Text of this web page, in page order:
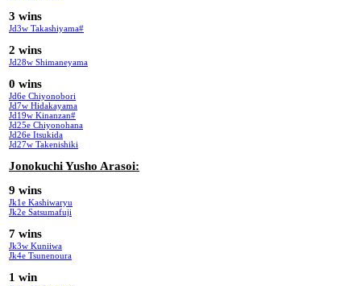
3 wins
Jd3w Takashiyama#
2 wins
Jd28w Shimaneyama
0 wins
Jd6e Chiyonobori
Jd7w Hidakayama
Jd19w Kinanzan#
Jd25e Chiyonohana
Jd26e Itsukida
Jd27w Takenishiki
Jonokuchi Yusho Arasoi:
9 wins
Jk1e Kashiwaryu
Jk2e Satsumafuji
7 wins
Jk3w Kuniiwa
Jk4e Tsunenoura
1 win